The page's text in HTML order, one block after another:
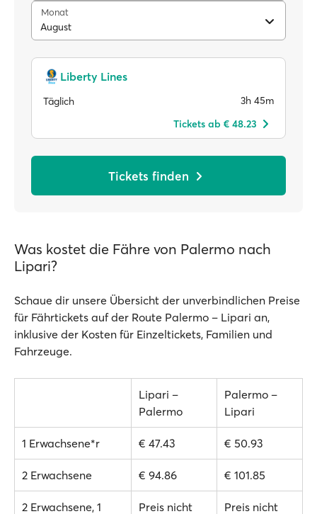
Monat
August
Liberty Lines
Täglich
3h 45m
Tickets ab € 48.23
Tickets finden
Was kostet die Fähre von Palermo nach
Lipari?
Schaue dir unsere Übersicht der unverbindlichen Preise
für Fährtickets auf der Route Palermo – Lipari an,
inklusive der Kosten für Einzeltickets, Familien und
Fahrzeuge.
Lipari –
Palermo
Palermo –
Lipari
1 Erwachsene*r € 47.43 € 50.93
2 Erwachsene € 94.86 € 101.85
2 Erwachsene, 1
Preis nicht
Preis nicht